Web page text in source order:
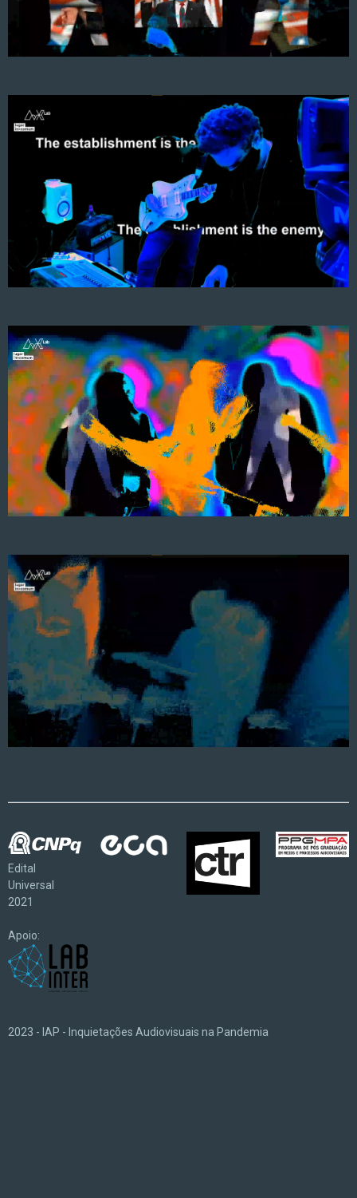
Edital
Universal
2021
Apoio:
2023 - IAP - Inquietações Audiovisuais na Pandemia